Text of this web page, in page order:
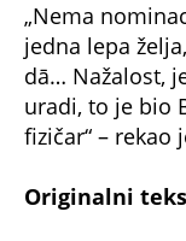
„Nema
jedna lepa
dā… Nažalost,
uradi, to je bio
fizičar“ – rekao
Originalni